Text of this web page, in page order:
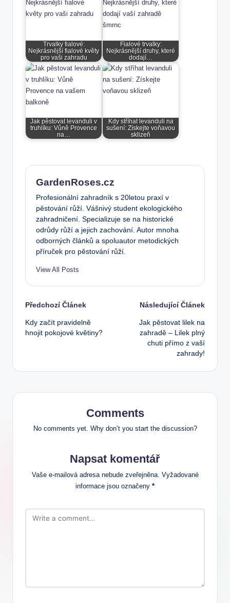
Trvalky fialové:
Nejkrásnější fialové květy
pro vaši zahradu
Fialové trvalky:
Nejkrásnější druhy, které
dodají…
Jak pěstovat levanduli v
truhlíku: Vůně Provence
na…
Kdy stříhat levanduli na
sušení: Získejte voňavou
sklizeň
GardenRoses.cz
Profesionální zahradník s 20letou praxí v
pěstování růží. Vášnivý student ekologického
zahradničení. Specializuje se na historické
odrůdy růží a jejich zachování. Autor mnoha
odborných článků a spoluautor metodických
příruček pro pěstování růží.
View All Posts
Post
navigation
Předchozí Článek
Kdy začít pravidelně
hnojit pokojové květiny?
Následující Článek
Jak pěstovat lilek na
zahradě – Lilek plný
chuti přímo z vaší
zahrady!
Comments
No comments yet. Why don’t you start the discussion?
Napsat komentář
Vaše e-mailová adresa nebude zveřejněna. Vyžadované
informace jsou označeny *